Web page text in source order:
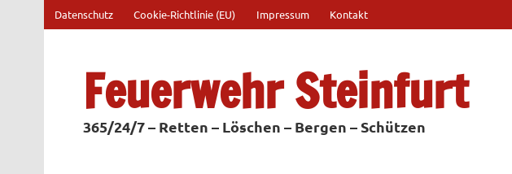
springen
Datenschutz Cookie-Richtlinie (EU) Impressum Kontakt
Feuerwehr Steinfurt
365/24/7 – Retten – Löschen – Bergen – Schützen